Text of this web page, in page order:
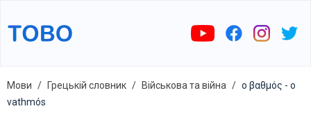
Мови Грецькій словник Військова та війна
ο βαθμός - o
vathmós